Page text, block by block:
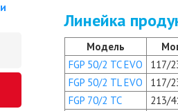
Линейка
Модель
FGP 50/2 TC EVO
117/
FGP 50/2 TL EVO
117/
FGP 70/2 TC
213/